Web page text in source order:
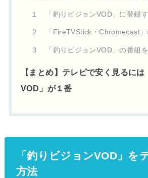
１ 「釣りビジョンVOD」に登録
２ 「FireTVStick・Chromecast」
３ 「釣りビジョンVOD」の番組
【まとめ】テレビで安く見るに
VOD」が１番
「釣りビジョンVOD」を
方法